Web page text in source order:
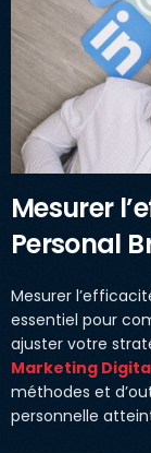
Mesurer
Personal
Mesurer
essentiel pour
ajuster votre
Marketing
méthodes et
personnelle